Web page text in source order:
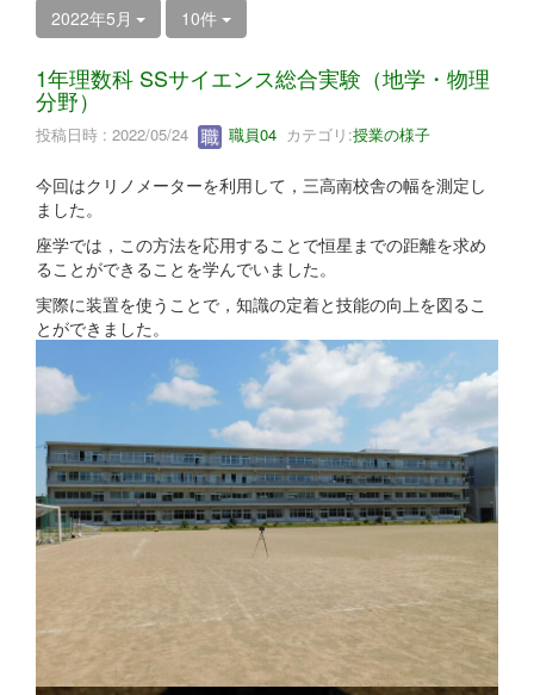
2022年5月 10件
1年理数科 SSサイエンス総合実験（地学・物理
分野）
投稿日時 : 2022/05/24 職員04 カテゴリ:授業の様子
今回はクリノメーターを利用して，三高南校舎の幅を測定し
ました。
座学では，この方法を応用することで恒星までの距離を求め
ることができることを学んでいました。
実際に装置を使うことで，知識の定着と技能の向上を図るこ
とができました。